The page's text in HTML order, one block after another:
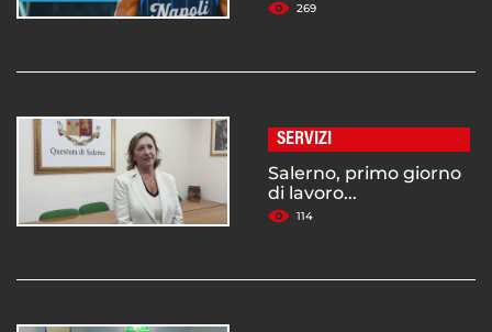
269
SERVIZI
Salerno, primo giorno
di lavoro...
114